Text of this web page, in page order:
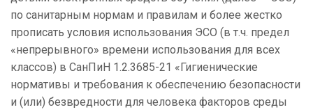
по санитарным нормам и правилам и более жестко
прописать условия использования ЭСО (в т.ч. предел
«непрерывного» времени использования для всех
классов) в СанПиН 1.2.3685-21 «Гигиенические
нормативы и требования к обеспечению безопасности
и (или) безвредности для человека факторов среды